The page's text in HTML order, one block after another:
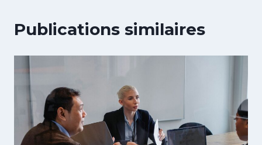
Publications similaires